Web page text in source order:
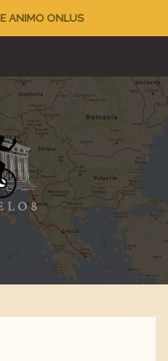
ANIMO ONLUS